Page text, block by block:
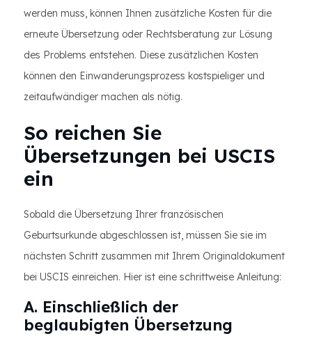
werden muss, können Ihnen zusätzliche Kosten für die
erneute Übersetzung oder Rechtsberatung zur Lösung
des Problems entstehen. Diese zusätzlichen Kosten
können den Einwanderungsprozess kostspieliger und
zeitaufwändiger machen als nötig.
So reichen Sie
Übersetzungen bei USCIS
ein
Sobald die Übersetzung Ihrer französischen
Geburtsurkunde abgeschlossen ist, müssen Sie sie im
nächsten Schritt zusammen mit Ihrem Originaldokument
bei USCIS einreichen. Hier ist eine schrittweise Anleitung:
A. Einschließlich der
beglaubigten Übersetzung